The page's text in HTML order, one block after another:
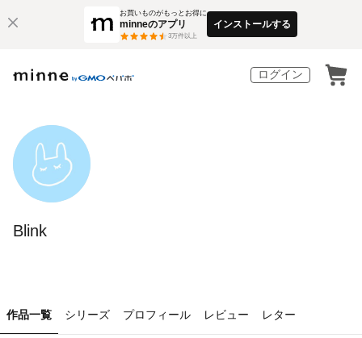
お買いものがもっとお得に
minneのアプリ
3万件以上
インストールする
ログイン
Blink
作品一覧 シリーズ プロフィール レビュー レター